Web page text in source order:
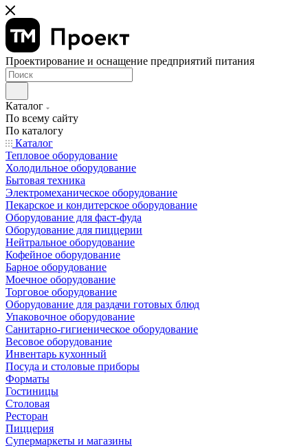
Проектирование и оснащение предприятий питания
Каталог
По всему сайту
По каталогу
Каталог
Тепловое оборудование
Холодильное оборудование
Бытовая техника
Электромеханическое оборудование
Пекарское и кондитерское оборудование
Оборудование для фаст-фуда
Оборудование для пиццерии
Нейтральное оборудование
Кофейное оборудование
Барное оборудование
Моечное оборудование
Торговое оборудование
Оборудование для раздачи готовых блюд
Упаковочное оборудование
Санитарно-гигиеническое оборудование
Весовое оборудование
Инвентарь кухонный
Посуда и столовые приборы
Форматы
Гостиницы
Столовая
Ресторан
Пиццерия
Супермаркеты и магазины